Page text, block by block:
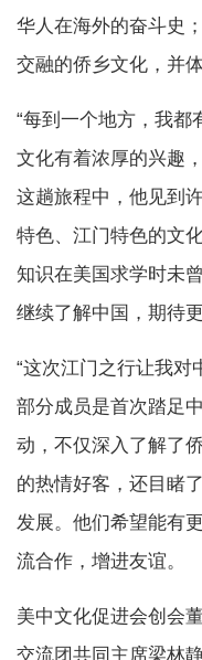
华人在海外的奋斗史
交融的侨乡文化，并
“每到一个地方，我都
文化有着浓厚的兴趣
这趟旅程中，他见到
特色、江门特色的文
知识在美国求学时未
继续了解中国，期待
“这次江门之行让我对
部分成员是首次踏足
动，不仅深入了解了
的热情好客，还目睹
发展。他们希望能有
流合作，增进友谊。
美中文化促进会创会
交流团共同主席梁林